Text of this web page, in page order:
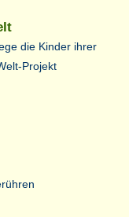
die Kinder ihrer
Projekt